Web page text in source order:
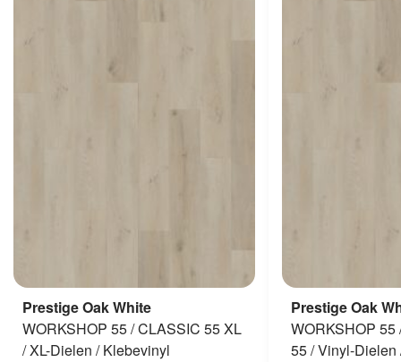
Prestige Oak White
WORKSHOP 55 / CLASSIC 55 XL
/ XL-Dielen / Klebevinyl
Prestige Oak
WORKSHOP
55 / Vinyl-